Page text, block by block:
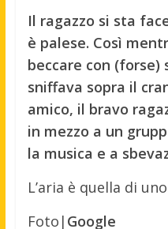
Il ragazzo si sta
è palese. Così
beccare con
sniffava sopra il
amico, il bravo
in mezzo a un
la musica e a
L’aria è quella di
Foto| Google